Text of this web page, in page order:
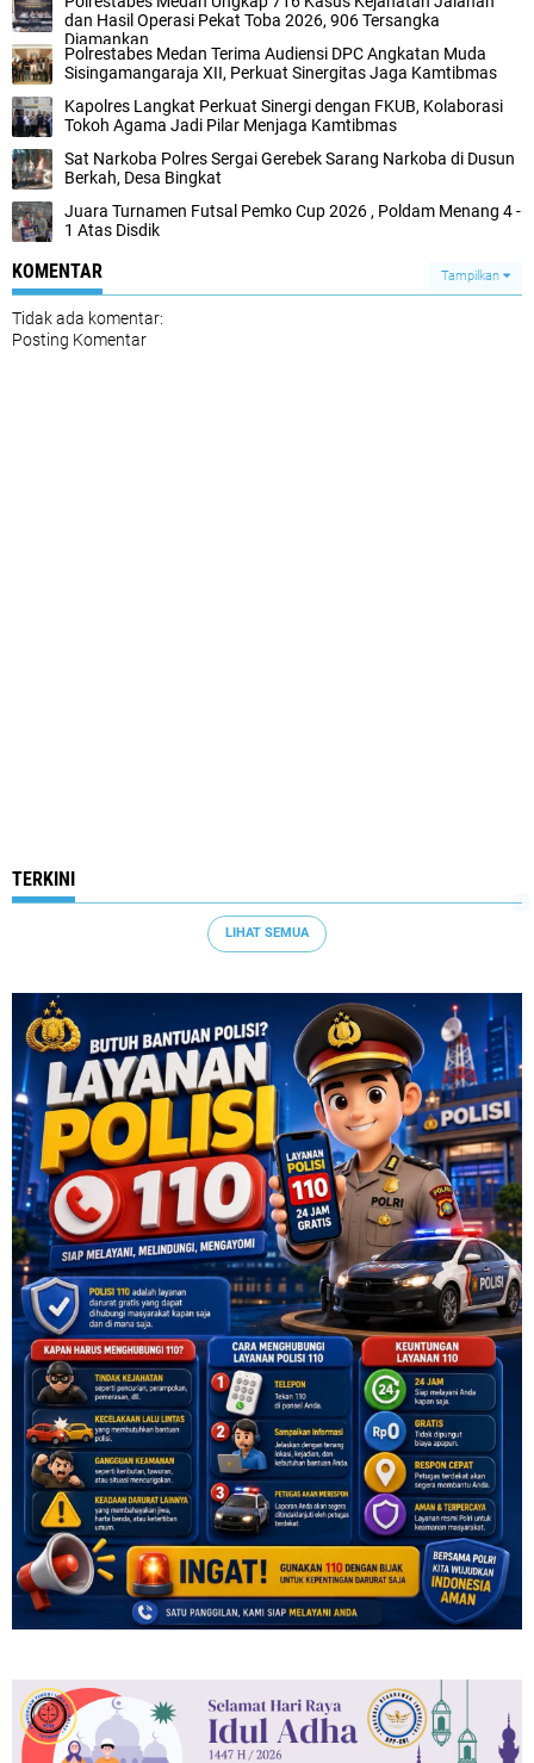
dan Hasil Operasi Pekat Toba 2026, 906 Tersangka
Diamankan
Polrestabes Medan Terima Audiensi DPC Angkatan Muda
Sisingamangaraja XII, Perkuat Sinergitas Jaga Kamtibmas
Kapolres Langkat Perkuat Sinergi dengan FKUB, Kolaborasi
Tokoh Agama Jadi Pilar Menjaga Kamtibmas
Sat Narkoba Polres Sergai Gerebek Sarang Narkoba di Dusun
Berkah, Desa Bingkat
Juara Turnamen Futsal Pemko Cup 2026 , Poldam Menang 4 -
1 Atas Disdik
KOMENTAR Tampilkan
Tidak ada komentar:
Posting Komentar
TERKINI
LIHAT SEMUA